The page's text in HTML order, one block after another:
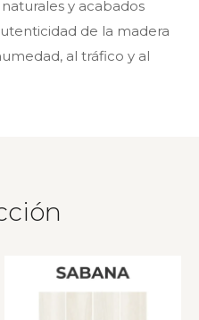
y acabados
de la madera
al tráfico y al